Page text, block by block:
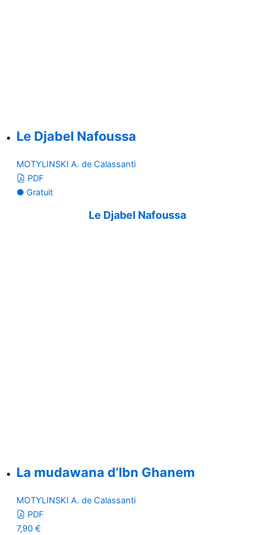
Le Djabel Nafoussa
MOTYLINSKI A. de Calassanti
PDF
● Gratuit
Le Djabel Nafoussa
La mudawana d’Ibn Ghanem
MOTYLINSKI A. de Calassanti
PDF
7,90 €